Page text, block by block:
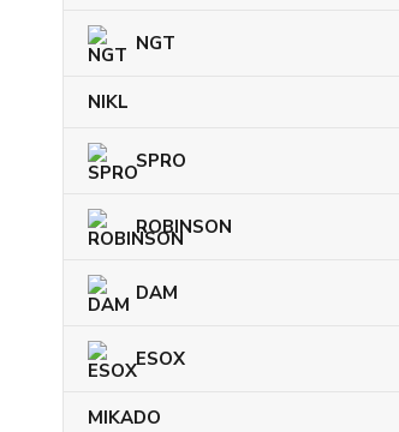
NGT
NIKL
SPRO
ROBINSON
DAM
ESOX
MIKADO